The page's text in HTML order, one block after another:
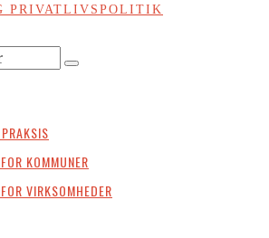
PRIVATLIVSPOLITIK
KOMMUNER
VIRKSOMHEDER